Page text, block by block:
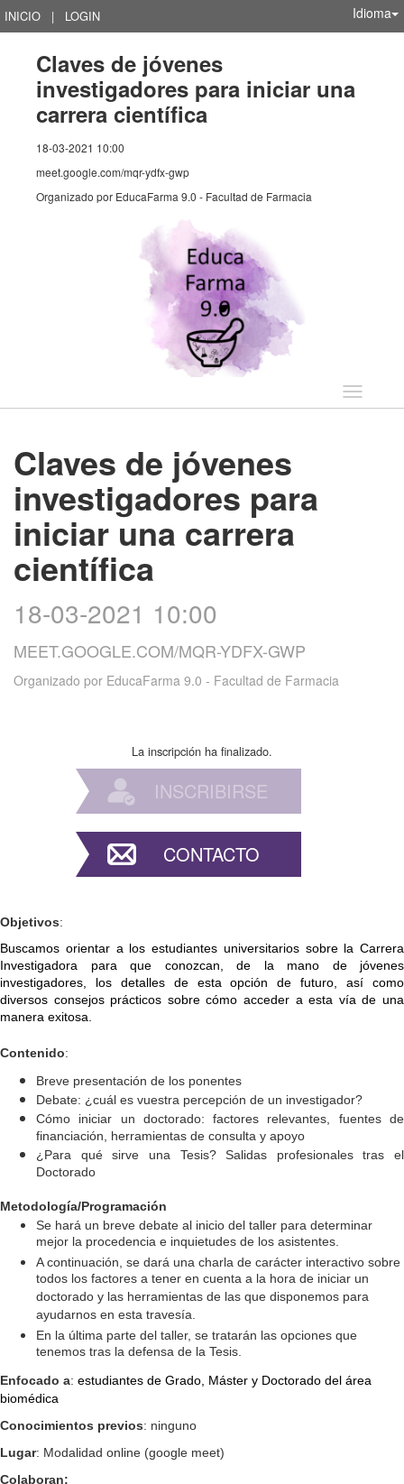
INICIO | LOGIN Idioma
Claves de jóvenes
investigadores para iniciar una
carrera científica
18-03-2021 10:00
meet.google.com/mqr-ydfx-gwp
Organizado por EducaFarma 9.0 - Facultad de Farmacia
Idioma
Claves de jóvenes
investigadores para
iniciar una carrera
científica
18-03-2021 10:00
MEET.GOOGLE.COM/MQR-YDFX-GWP
Organizado por EducaFarma 9.0 - Facultad de Farmacia
La inscripción ha finalizado.
INSCRIBIRSE
CONTACTO
Objetivos:
Buscamos orientar a los estudiantes universitarios sobre la Carrera
Investigadora para que conozcan, de la mano de jóvenes
investigadores, los detalles de esta opción de futuro, así como
diversos consejos prácticos sobre cómo acceder a esta vía de una
manera exitosa.
Contenido:
Breve presentación de los ponentes
Debate: ¿cuál es vuestra percepción de un investigador?
Cómo iniciar un doctorado: factores relevantes, fuentes de
financiación, herramientas de consulta y apoyo
¿Para qué sirve una Tesis? Salidas profesionales tras el
Doctorado
Metodología/Programación
Se hará un breve debate al inicio del taller para determinar
mejor la procedencia e inquietudes de los asistentes.
A continuación, se dará una charla de carácter interactivo sobre
todos los factores a tener en cuenta a la hora de iniciar un
doctorado y las herramientas de las que disponemos para
ayudarnos en esta travesía.
En la última parte del taller, se tratarán las opciones que
tenemos tras la defensa de la Tesis.
Enfocado a: estudiantes de Grado, Máster y Doctorado del área
biomédica
Conocimientos previos: ninguno
Lugar: Modalidad online (google meet)
Colaboran: